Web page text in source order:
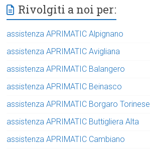
Rivolgiti a noi per:
assistenza APRIMATIC Alpignano
assistenza APRIMATIC Avigliana
assistenza APRIMATIC Balangero
assistenza APRIMATIC Beinasco
assistenza APRIMATIC Borgaro Torinese
assistenza APRIMATIC Buttigliera Alta
assistenza APRIMATIC Cambiano